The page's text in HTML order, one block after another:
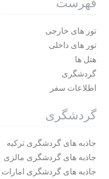
تور های خارجی
تور های داخلی
هتل ها
گردشگری
اطلاعات سفر
گردشگری
جاذبه های گردشگری ترکیه
جاذبه های گردشگری مالزی
جاذبه های گردشگری امارات